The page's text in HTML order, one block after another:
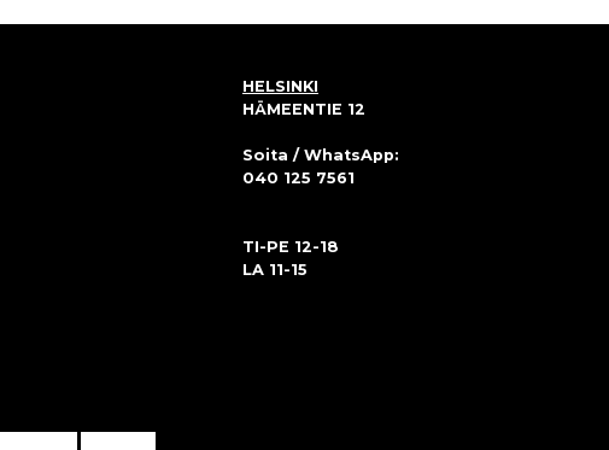
HELSINKI
HÄMEENTIE 12
Soita / WhatsApp:
040 125 7561
TI-PE 12-18
LA 11-15